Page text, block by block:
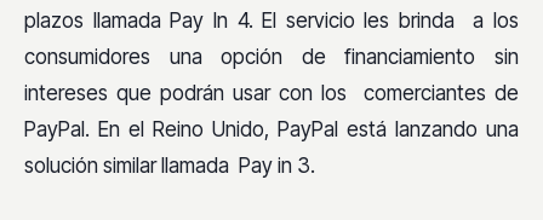
plazos llamada Pay In 4. El servicio les brinda a los
consumidores una opción de financiamiento sin
intereses que podrán usar con los comerciantes de
PayPal. En el Reino Unido, PayPal está lanzando una
solución similar llamada Pay in 3.